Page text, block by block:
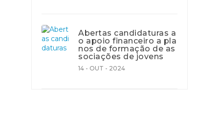
Abertas candidaturas a
o apoio financeiro a pla
nos de formação de as
sociações de jovens
14 - OUT - 2024